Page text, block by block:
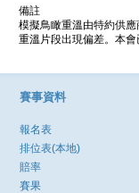
備註
模擬鳥瞰重溫由特約供
重溫片段出現偏差。本
賽事資料
報名表
排位表(本地)
賠率
賽果